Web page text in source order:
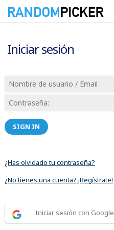
Iniciar sesión
SIGN IN
¿Has olvidado tu contraseña?
¿No tienes una cuenta? ¡Regístrate!
Iniciar sesión con Google